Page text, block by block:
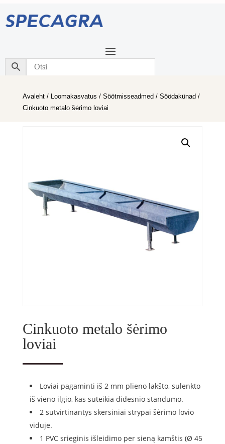
Avaleht/ Loomakasvatus / Söötmisseadmed / Söödakünad /
Cinkuoto metalo šėrimo loviai
Cinkuoto metalo šėrimo
loviai
Loviai pagaminti iš 2 mm plieno lakšto, sulenkto
iš vieno ilgio, kas suteikia didesnio standumo.
2 sutvirtinantys skersiniai strypai šėrimo lovio
viduje.
1 PVC srieginis išleidimo per sieną kamštis (Ø 45